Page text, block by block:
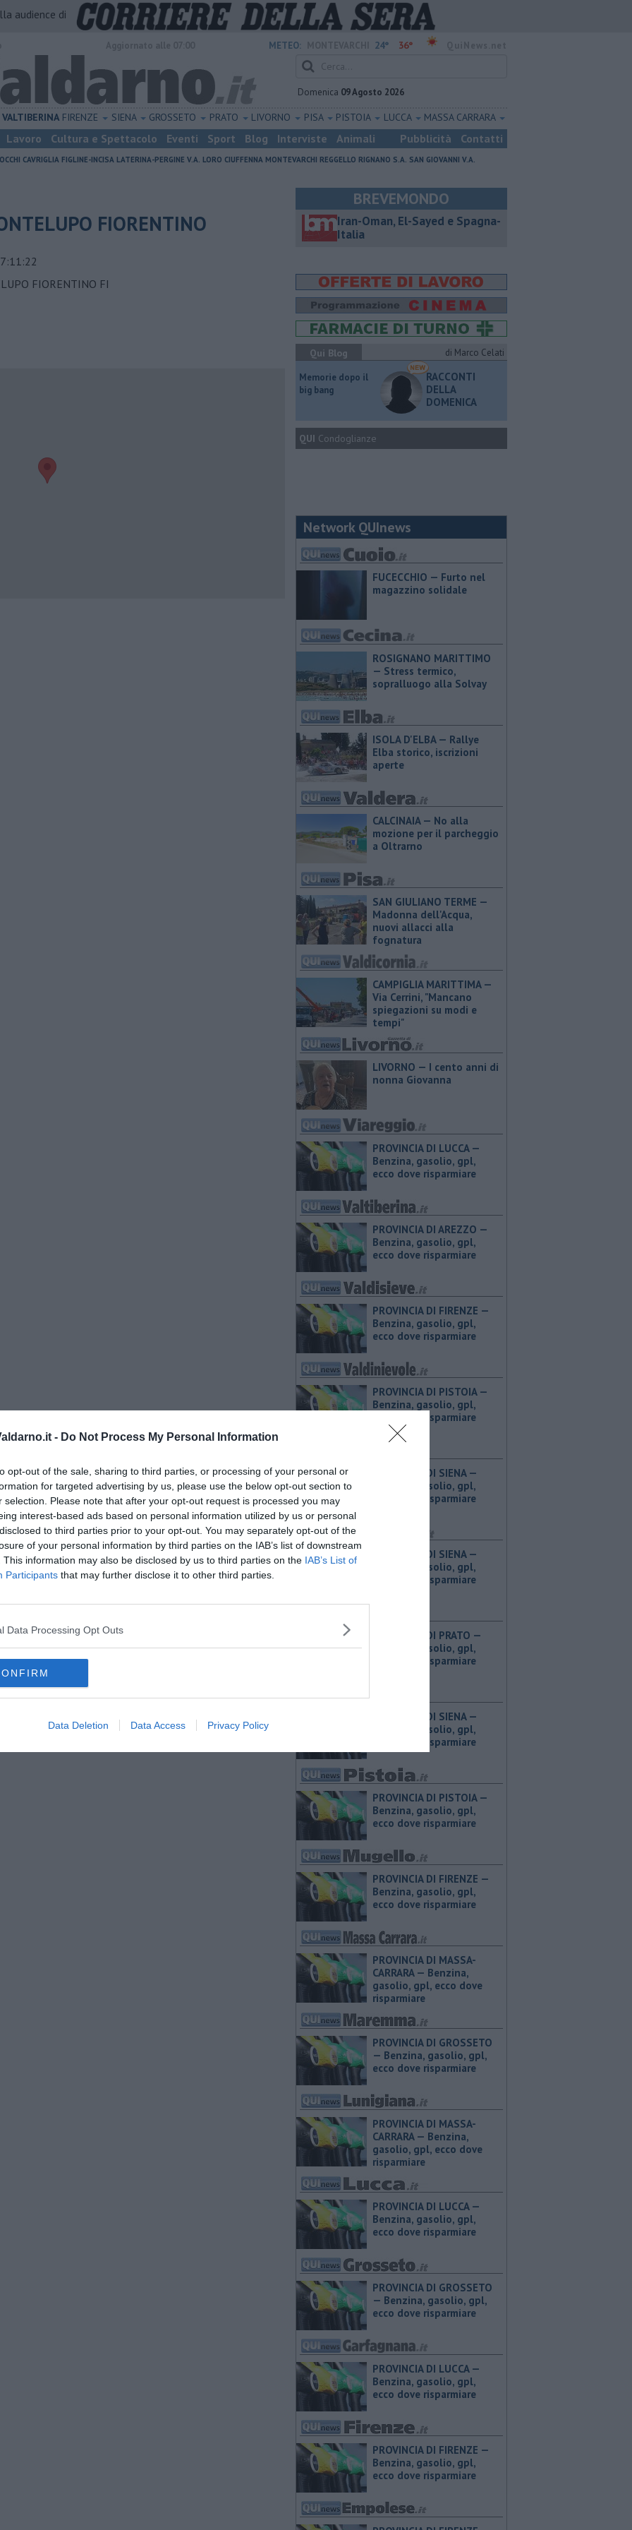
- Do Not Process My Personal Information
opt-out of the sale, sharing to third parties, or processing of your personal or
for targeted advertising by us, please use the below opt-out section to
selection. Please note that after your opt-out request is processed you may
interest-based ads based on personal information utilized by us or personal
to third parties prior to your opt-out. You may separately opt-out of the
of your personal information by third parties on the IAB’s list of downstream
This information may also be disclosed by us to third parties on the IAB’s List of
Participants that may further disclose it to other third parties.
Data Processing Opt Outs
Data Deletion Data Access Privacy Policy
audience di
METEO: 24° 36°
Domenica 09 Agosto 2026
VALTIBERINA FIRENZE SIENA GROSSETO PRATO LIVORNO PISA PISTOIA LUCCA MASSA CARRARA
Lavoro Cultura e Spettacolo Eventi Sport Blog Interviste Animali Pubblicità Contatti
CAVRIGLIA FIGLINE-INCISA LATERINA-PERGINE V.A. LORO CIUFFENNA MONTEVARCHI REGGELLO RIGNANO S.A. SAN GIOVANNI V.A.
FIORENTINO
FIORENTINO FI
BREVEMONDO
Iran-Oman, El-Sayed e Spagna-
Italia
Qui Blog di Marco Celati
Memorie dopo il
big bang
RACCONTI
DELLA
DOMENICA
QUI Condoglianze
Network QUInews
FUCECCHIO — Furto nel
magazzino solidale
ROSIGNANO MARITTIMO
— Stress termico,
sopralluogo alla Solvay
ISOLA D'ELBA — Rallye
Elba storico, iscrizioni
aperte
CALCINAIA — No alla
mozione per il parcheggio
a Oltrarno
SAN GIULIANO TERME —
Madonna dell'Acqua,
nuovi allacci alla
fognatura
CAMPIGLIA MARITTIMA —
Via Cerrini, "Mancano
spiegazioni su modi e
tempi"
LIVORNO — I cento anni di
nonna Giovanna
PROVINCIA DI LUCCA — ​
Benzina, gasolio, gpl,
ecco dove risparmiare
PROVINCIA DI AREZZO — ​
Benzina, gasolio, gpl,
ecco dove risparmiare
PROVINCIA DI FIRENZE — ​
Benzina, gasolio, gpl,
ecco dove risparmiare
PROVINCIA DI PISTOIA — ​
Benzina, gasolio, gpl,
ecco dove risparmiare
PROVINCIA DI SIENA — ​
Benzina, gasolio, gpl,
ecco dove risparmiare
PROVINCIA DI SIENA — ​
Benzina, gasolio, gpl,
ecco dove risparmiare
PROVINCIA DI PRATO — ​
Benzina, gasolio, gpl,
ecco dove risparmiare
PROVINCIA DI SIENA — ​
Benzina, gasolio, gpl,
ecco dove risparmiare
PROVINCIA DI PISTOIA — ​
Benzina, gasolio, gpl,
ecco dove risparmiare
PROVINCIA DI FIRENZE — ​
Benzina, gasolio, gpl,
ecco dove risparmiare
PROVINCIA DI MASSA-
CARRARA — ​Benzina,
gasolio, gpl, ecco dove
risparmiare
PROVINCIA DI GROSSETO
— ​Benzina, gasolio, gpl,
ecco dove risparmiare
PROVINCIA DI MASSA-
CARRARA — ​Benzina,
gasolio, gpl, ecco dove
risparmiare
PROVINCIA DI LUCCA — ​
Benzina, gasolio, gpl,
ecco dove risparmiare
PROVINCIA DI GROSSETO
— ​Benzina, gasolio, gpl,
ecco dove risparmiare
PROVINCIA DI LUCCA — ​
Benzina, gasolio, gpl,
ecco dove risparmiare
PROVINCIA DI FIRENZE — ​
Benzina, gasolio, gpl,
ecco dove risparmiare